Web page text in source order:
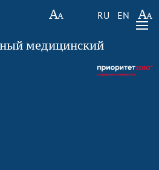
RU EN
медицинский